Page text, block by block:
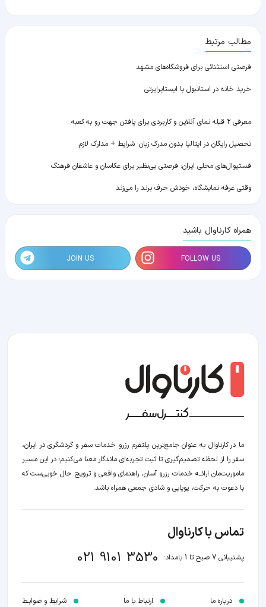
مطالب مرتبط
فرصتی استثنائی برای فروشگاه‌های مشهد
خرید خانه در استانبول با ایستاپراپرتی
معرفی ۲ قبله نمای آنلاین و کاربردی برای یافتن جهت رو به کعبه
تحصیل رایگان در ایتالیا بدون مدرک زبان: شرایط + مدارک لازم
فستیوال‌های محلی ایران: فرصتی بی‌نظیر برای عکاسان و عاشقان فرهنگ
وقتی غرفه نمایشگاه، خودش حرف برند را می‌زند
همراه کارناوال باشید
FOLLOW US
JOIN US
ما در کارناوال به عنوان جامع‌ترین پلتفرم رزرو خدمات سفر و گردشگری در ایران،
سفر را از لحظه‌ تصمیم‌گیری تا ثبت تجربه‌ای ماندگار معنا می‌کنیم؛ در این مسیر‍
ماموریت‌مان اراﺋــﻪ خدمات رزرو آسان، راهنمای واقعی و ترویج حال خوبی‌ست که
با دعوت به حرکت، پویایی و شادی جمعی همراه باشد.
تماس با کارناوال
پشتیبانی 7 صبح تا 1 بامداد: 021 9101 3530
درباره ما ارتباط با ما شرایط و ضوابـط